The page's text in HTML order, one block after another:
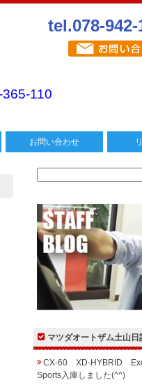
tel.078-942-
110
お問い合わせ
マツダオートザム土山日
CX-60 XD-HYBRID
Sports入庫しました(^^)